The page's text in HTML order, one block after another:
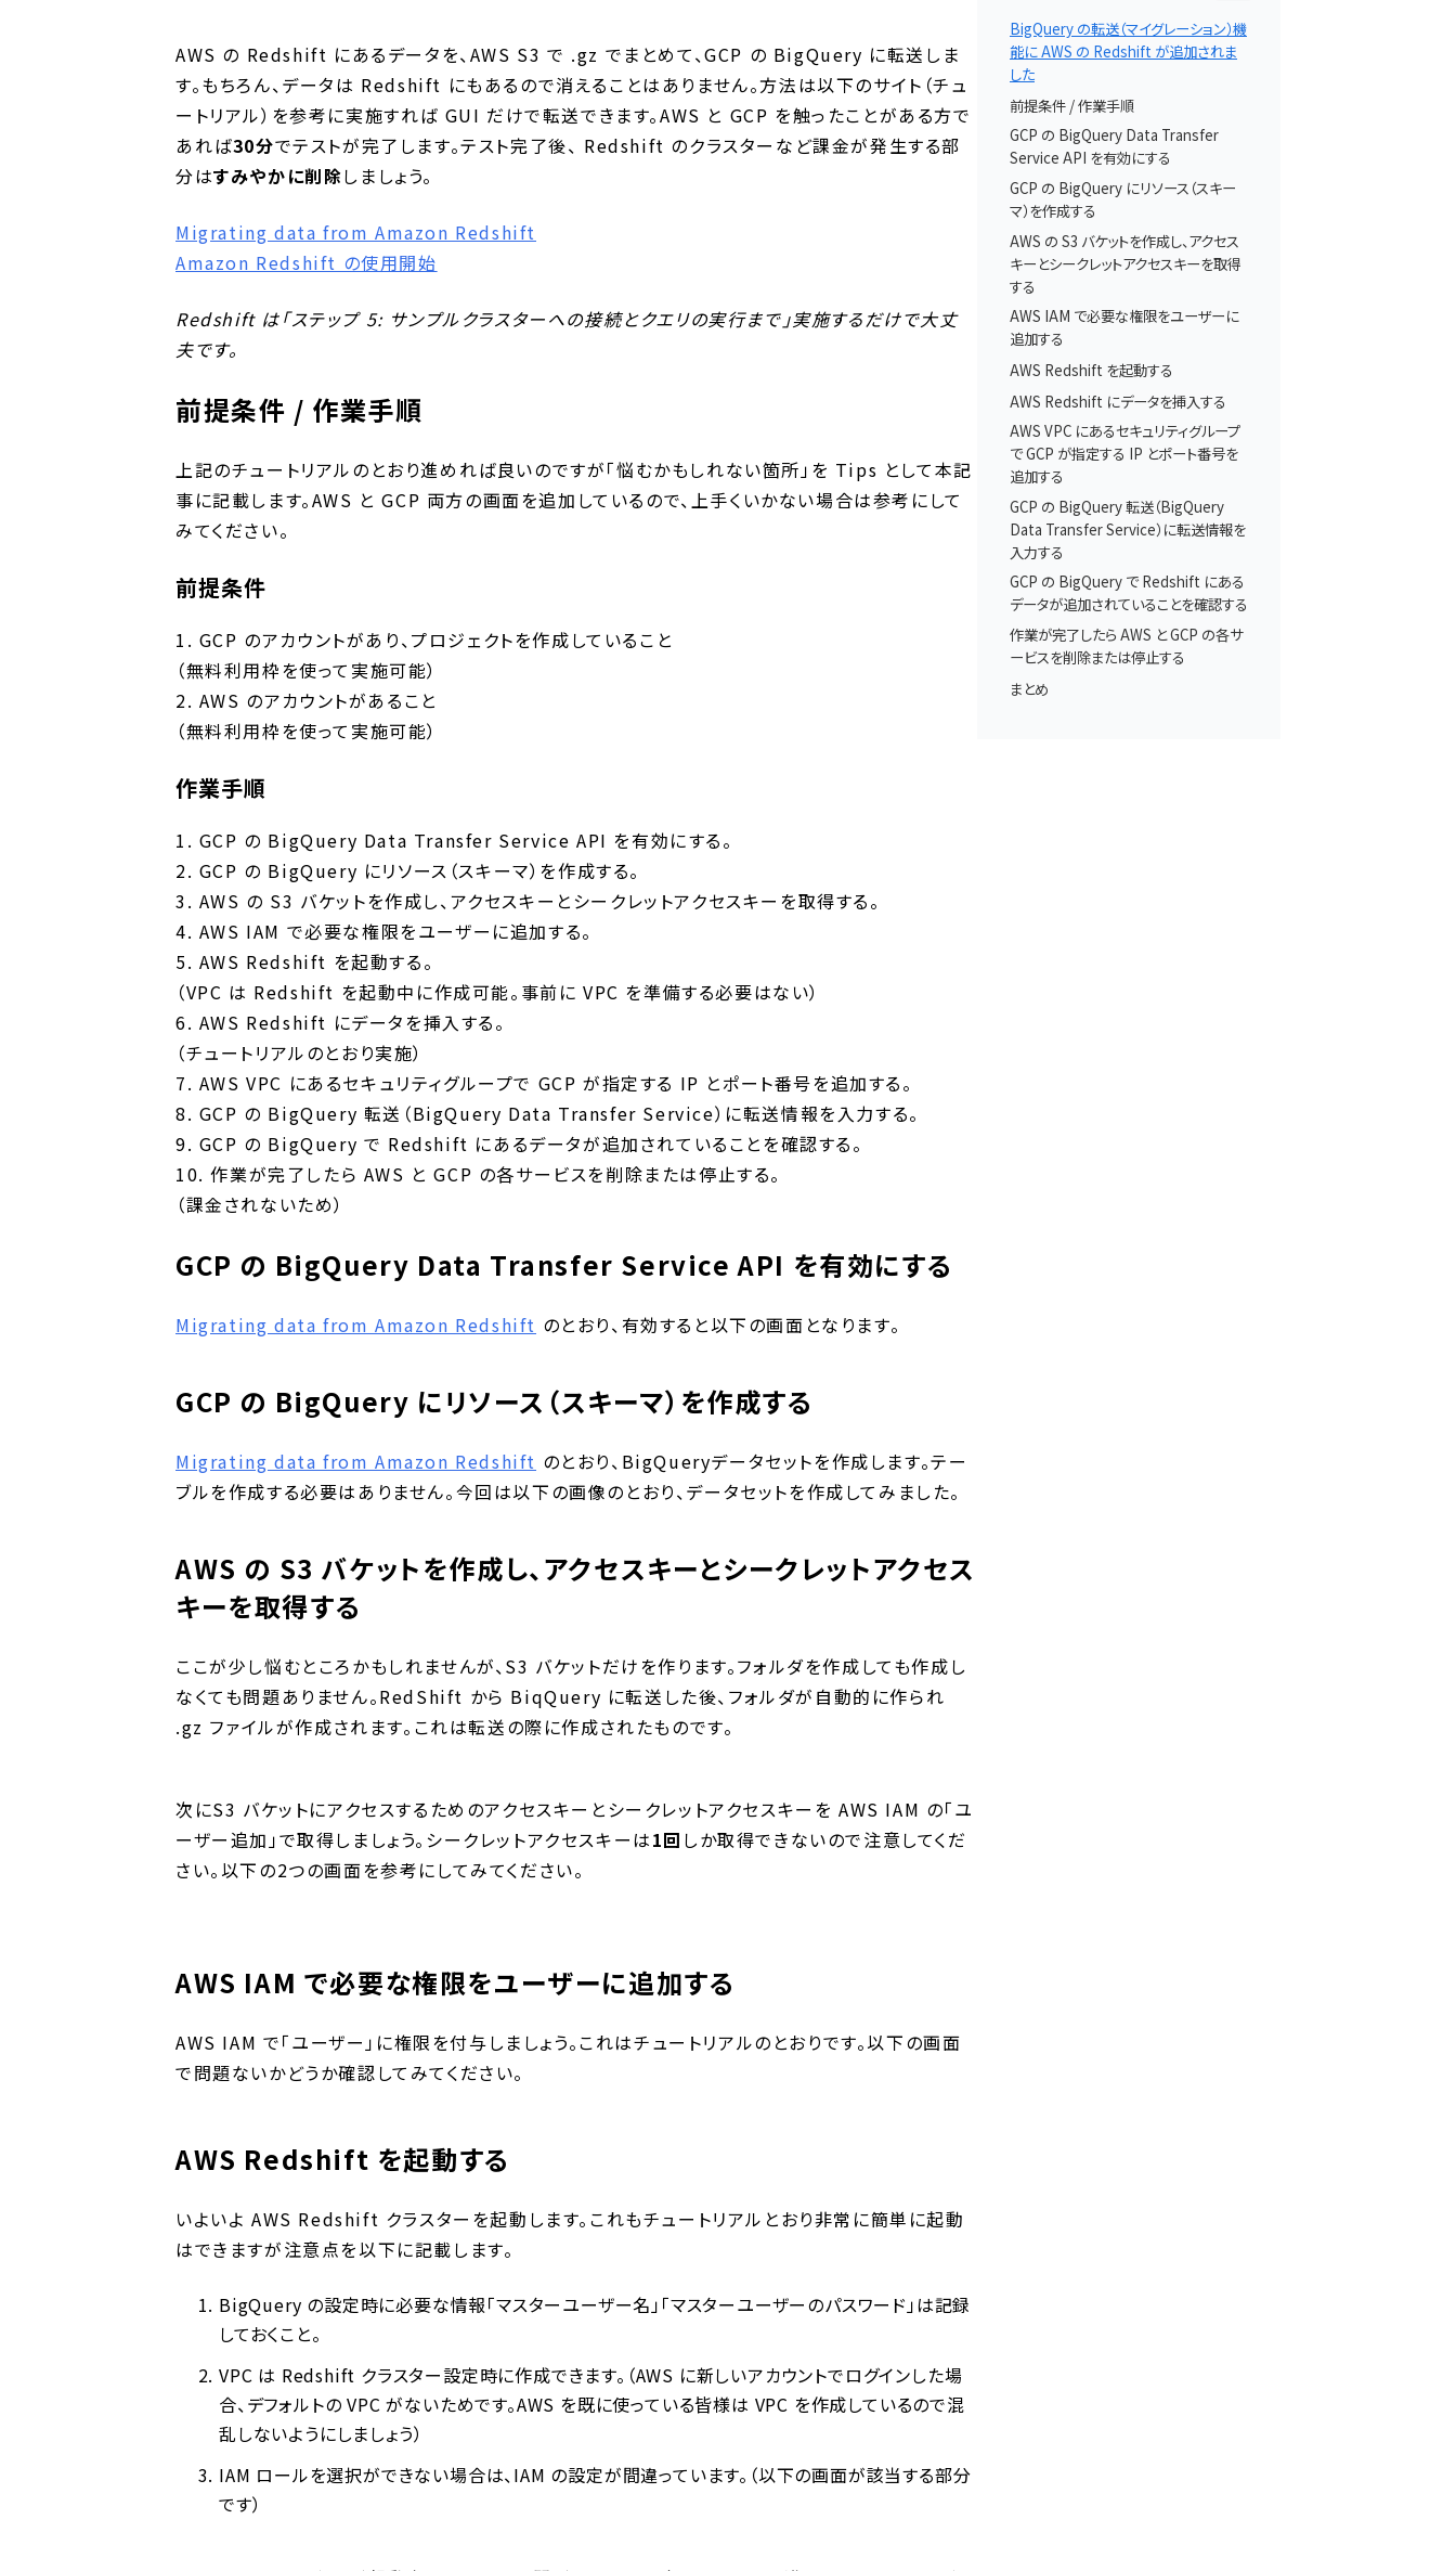
AWS の Redshift にあるデータを、AWS S3 で .gz でまとめて、GCP の BigQuery に転送しま
す。もちろん、データは Redshift にもあるので消えることはありません。方法は以下のサイト（チュ
ートリアル）を参考に実施すれば GUI だけで転送できます。AWS と GCP を触ったことがある方で
あれば30分でテストが完了します。テスト完了後、 Redshift のクラスターなど課金が発生する部
分はすみやかに削除しましょう。
Migrating data from Amazon Redshift
Amazon Redshift の使用開始
Redshift は「ステップ 5: サンプルクラスターへの接続とクエリの実行まで」実施するだけで大丈
夫です。
前提条件 / 作業手順
上記のチュートリアルのとおり進めれば良いのですが「悩むかもしれない箇所」を Tips として本記
事に記載します。AWS と GCP 両方の画面を追加しているので、上手くいかない場合は参考にして
みてください。
前提条件
1. GCP のアカウントがあり、プロジェクトを作成していること
（無料利用枠を使って実施可能）
2. AWS のアカウントがあること
（無料利用枠を使って実施可能）
作業手順
1. GCP の BigQuery Data Transfer Service API を有効にする。
2. GCP の BigQuery にリソース（スキーマ）を作成する。
3. AWS の S3 バケットを作成し、アクセスキーとシークレットアクセスキーを取得する。
4. AWS IAM で必要な権限をユーザーに追加する。
5. AWS Redshift を起動する。
（VPC は Redshift を起動中に作成可能。事前に VPC を準備する必要はない）
6. AWS Redshift にデータを挿入する。
（チュートリアルのとおり実施）
7. AWS VPC にあるセキュリティグループで GCP が指定する IP とポート番号を追加する。
8. GCP の BigQuery 転送（BigQuery Data Transfer Service）に転送情報を入力する。
9. GCP の BigQuery で Redshift にあるデータが追加されていることを確認する。
10. 作業が完了したら AWS と GCP の各サービスを削除または停止する。
（課金されないため）
GCP の BigQuery Data Transfer Service API を有効にする
Migrating data from Amazon Redshift のとおり、有効すると以下の画面となります。
GCP の BigQuery にリソース（スキーマ）を作成する
Migrating data from Amazon Redshift のとおり、BigQueryデータセットを作成します。テー
ブルを作成する必要はありません。今回は以下の画像のとおり、データセットを作成してみました。
AWS の S3 バケットを作成し、アクセスキーとシークレットアクセス
キーを取得する
ここが少し悩むところかもしれませんが、S3 バケットだけを作ります。フォルダを作成しても作成し
なくても問題ありません。RedShift から BiqQuery に転送した後、フォルダが自動的に作られ
.gz ファイルが作成されます。これは転送の際に作成されたものです。
次にS3 バケットにアクセスするためのアクセスキーとシークレットアクセスキーを AWS IAM の「ユ
ーザー追加」で取得しましょう。シークレットアクセスキーは1回 しか取得できないので注意してくだ
さい。以下の2つの画面を参考にしてみてください。
AWS IAM で必要な権限をユーザーに追加する
AWS IAM で「ユーザー」に権限を付与しましょう。これはチュートリアルのとおりです。以下の画面
で問題ないかどうか確認してみてください。
AWS Redshift を起動する
いよいよ AWS Redshift クラスターを起動します。これもチュートリアルとおり非常に簡単に起動
はできますが注意点を以下に記載します。
BigQuery の設定時に必要な情報「マスターユーザー名」「マスターユーザーのパスワード」は記録
しておくこと。
VPC は Redshift クラスター設定時に作成できます。（AWS に新しいアカウントでログインした場
合、デフォルトの VPC がないためです。AWS を既に使っている皆様は VPC を作成しているので混
乱しないようにしましょう）
IAM ロールを選択ができない場合は、IAM の設定が間違っています。（以下の画面が該当する部分
です）
BigQuery の転送（マイグレーション）機
能に AWS の Redshift が追加されま
した
前提条件 / 作業手順
GCP の BigQuery Data Transfer
Service API を有効にする
GCP の BigQuery にリソース（スキー
マ）を作成する
AWS の S3 バケットを作成し、アクセス
キーとシークレットアクセスキーを取得
する
AWS IAM で必要な権限をユーザーに
追加する
AWS Redshift を起動する
AWS Redshift にデータを挿入する
AWS VPC にあるセキュリティグループ
で GCP が指定する IP とポート番号を
追加する
GCP の BigQuery 転送（BigQuery
Data Transfer Service）に転送情報を
入力する
GCP の BigQuery で Redshift にある
データが追加されていることを確認する
作業が完了したら AWS と GCP の各サ
ービスを削除または停止する
まとめ